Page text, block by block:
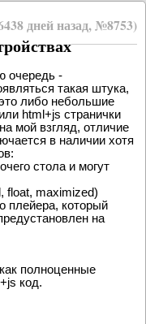
дней назад, №8753)
очередь -
такая штука,
либо небольшие
html+js странички
мой взгляд, отличие
в наличии хотя
стола и могут
float, maximized)
плейера, который
на
полноценные
код.